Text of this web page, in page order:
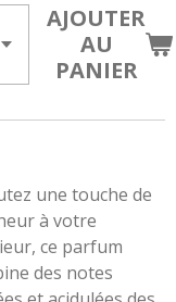
AJOUTER
AU
PANIER
une touche de
à votre
ce parfum
des notes